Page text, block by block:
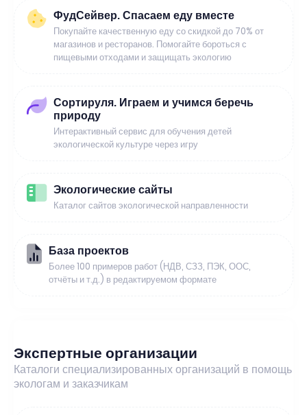
ФудСейвер. Спасаем еду вместе
Покупайте качественную еду со скидкой до 70% от
магазинов и ресторанов. Помогайте бороться с
пищевыми отходами и защищать экологию
Сортируля. Играем и учимся беречь
природу
Интерактивный сервис для обучения детей
экологической культуре через игру
Экологические сайты
Каталог сайтов экологической направленности
База проектов
Более 100 примеров работ (НДВ, СЗЗ, ПЭК, ООС,
отчёты и т.д.) в редактируемом формате
Экспертные организации
Каталоги специализированных организаций в помощь
экологам и заказчикам